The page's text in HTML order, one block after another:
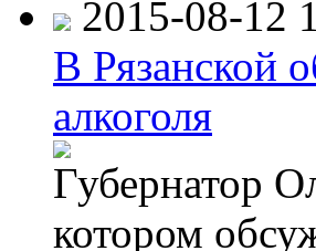
2015-08-12
В Рязанской
алкоголя
Губернатор
котором